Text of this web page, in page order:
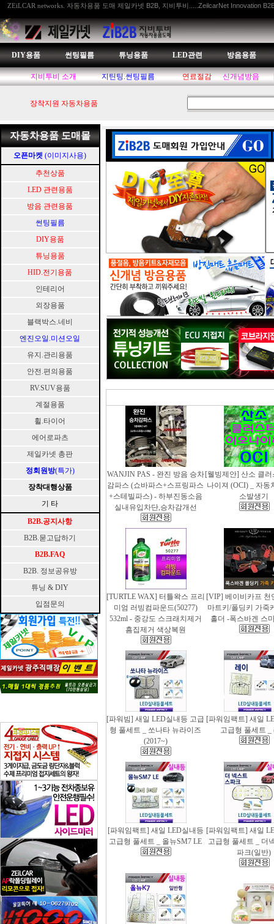
ZEiLCAR networks. 자동차용품 도매 제일카넷 B2B, 지비투비.....ZeilcarNet Innovation
DIY용품 썬팅필름 튜닝용품 LED관련 방음용품
지비투비 소개 지틴팅.썬팅필름 연료절감 신개념방음
장착지원 자동차용품
자동차용품 도매몰
오픈마켓 (이미지사용)
추천상품
LED 관련용품
방음 관련용품
썬팅필름
DIY용품
튜닝용품
HID.전기용품
인테리어
외장용품
블랙박스.네비
엔진오일.미션오일
유지.관리용품
안전.편의용품
RV.SUV용품
계절용품
휠.타이어
에어로파츠
제일카넷 총판
정회원방(특가)
장착대행상품
기 타
B2B.공지사항
B2B.묻고답하기
B2B.FAQ
B2B. 정보공유방
튜닝 & DIY
입점문의
WANJIN PAS - 완진 방음 승차
감파스 (쇼바파스+스프링파스
+스테빌파스) - 하부진동소음
실내유입차단,승차감개선
[웰빙제안] 산소 클
나이져 (OCI) _ 자동
소발생기
[TURTLE WAX] 터틀왁스 프리
미엄 러빙컴파운드(50277)
532ml - 중강도 스크래치제거
흠집제거 색상복원
[VIP] 베이비카프 천
마트키/폴딩키 가죽
홀더 -폭스바겐 스
[파워빔] 새일 LED실내등 고급
형 풀세트 _ 쏘나타 뉴라이즈
(2017~)
[파워임팩트] 새일
고급형 풀세트 _
[파워임팩트] 새일 LED실내등
고급형 풀세트 _ 올뉴SM7 LE
[파워임팩트] 새일
고급형 풀세트 _ 더
파크(일반)